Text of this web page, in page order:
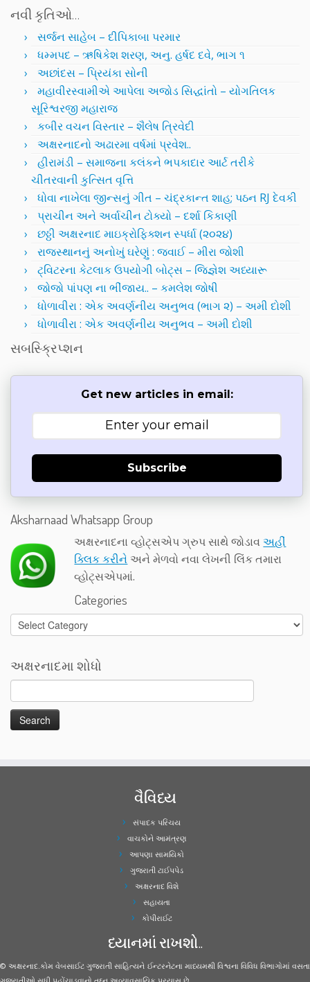
નવી કૃતિઓ…
સર્જન સાહેબ – દીપિકાબા પરમાર
ધમ્મપદ – ઋષિકેશ શરણ, અનુ. હર્ષદ દવે, ભાગ ૧
અછાંદસ – પ્રિયંકા સોની
મહાવીરસ્વામીએ આપેલા અજોડ સિદ્ધાંતો – યોગતિલક
સૂરિશ્વરજી મહારાજ
કબીર વચન વિસ્તાર – શૈલેષ ત્રિવેદી
અક્ષરનાદનો અઢારમા વર્ષમાં પ્રવેશ..
હીરામંડી – સમાજના કલંકને ભપકાદાર આર્ટ તરીકે
ચીતરવાની કુત્સિત વૃત્તિ
ધોવા નાખેલા જીન્સનું ગીત – ચંદ્રકાન્ત શાહ; પઠન RJ દેવકી
પ્રાચીન અને અર્વાચીન ટોક્યો – દર્શા કિકાણી
છઠ્ઠી અક્ષરનાદ માઇક્રોફિક્શન સ્પર્ધા (૨૦૨૪)
રાજસ્થાનનું અનોખું ઘરેણું : જવાઈ – મીરા જોશી
ટ્વિટરના કેટલાક ઉપયોગી બોટ્સ – જિજ્ઞેશ અધ્યારૂ
જોજો પાંપણ ના ભીંજાય.. – કમલેશ જોષી
ધોળાવીરા : એક અવર્ણનીય અનુભવ (ભાગ ૨) – અમી દોશી
ધોળાવીરા : એક અવર્ણનીય અનુભવ – અમી દોશી
સબસ્ક્રિપ્શન
Get new articles in email:
Subscribe
Aksharnaad Whatsapp Group
અક્ષરનાદના વ્હોટ્સએપ ગ્રુપ સાથે જોડાવઅહીં
ક્લિક કરીને અને મેળવો નવા લેખની લિંક તમારા
વ્હોટ્સએપમાં.
Categories
Categories
અક્ષરનાદમા શોધો
વૈવિધ્ય
સંપાદક પરિચય
વાચકોને આમંત્રણ
આપણા સામયિકો
ગુજરાતી ટાઈપપેડ
અક્ષરનાદ વિશે
સહાયતા
કોપીરાઈટ
ધ્યાનમાં રાખશો..
© અક્ષરનાદ.કોમ વેબસાઈટ ગુજરાતી સાહિત્યને ઈન્ટરનેટના માધ્યમથી વિશ્વના વિવિધ વિભાગોમાં વસતા